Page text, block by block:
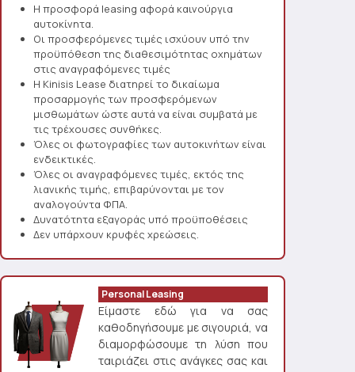
Η προσφορά leasing αφορά καινούργια
αυτοκίνητα.
Οι προσφερόμενες τιμές ισχύουν υπό την
προϋπόθεση της διαθεσιμότητας οχημάτων
στις αναγραφόμενες τιμές
Η Kinisis Lease διατηρεί το δικαίωμα
προσαρμογής των προσφερόμενων
μισθωμάτων ώστε αυτά να είναι συμβατά με
τις τρέχουσες συνθήκες.
Όλες οι φωτογραφίες των αυτοκινήτων είναι
ενδεικτικές.
Όλες οι αναγραφόμενες τιμές, εκτός της
λιανικής τιμής, επιβαρύνονται με τον
αναλογούντα ΦΠΑ.
Δυνατότητα εξαγοράς υπό προϋποθέσεις
Δεν υπάρχουν κρυφές χρεώσεις.
Personal Leasing
Είμαστε εδώ για να σας
καθοδηγήσουμε με σιγουριά, να
διαμορφώσουμε τη λύση που
ταιριάζει στις ανάγκες σας και